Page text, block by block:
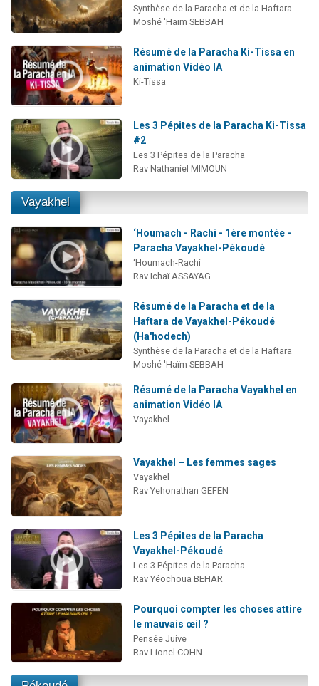
Synthèse de la Paracha et de la Haftara
Moshé 'Haïm SEBBAH
Résumé de la Paracha Ki-Tissa en
animation Vidéo IA
Ki-Tissa
Les 3 Pépites de la Paracha Ki-Tissa
#2
Les 3 Pépites de la Paracha
Rav Nathaniel MIMOUN
Vayakhel
‘Houmach - Rachi - 1ère montée -
Paracha Vayakhel-Pékoudé
‘Houmach-Rachi
Rav Ichaï ASSAYAG
Résumé de la Paracha et de la
Haftara de Vayakhel-Pékoudé
(Ha'hodech)
Synthèse de la Paracha et de la Haftara
Moshé 'Haïm SEBBAH
Résumé de la Paracha Vayakhel en
animation Vidéo IA
Vayakhel
Vayakhel – Les femmes sages
Vayakhel
Rav Yehonathan GEFEN
Les 3 Pépites de la Paracha
Vayakhel-Pékoudé
Les 3 Pépites de la Paracha
Rav Yéochoua BEHAR
Pourquoi compter les choses attire
le mauvais œil ?
Pensée Juive
Rav Lionel COHN